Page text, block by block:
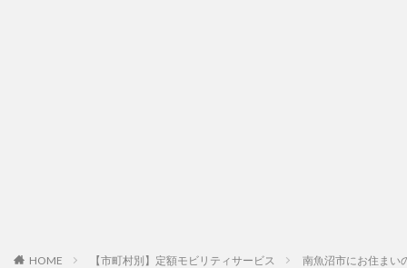
HOME 【市町村別】定額モビリティサービス 南魚沼市にお住まい